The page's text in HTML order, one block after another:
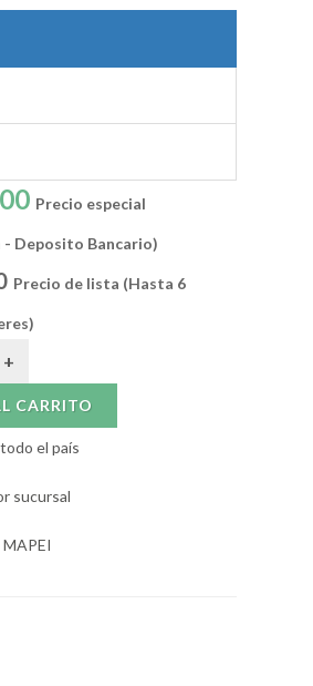
Precio especial
- Deposito Bancario)
Precio de lista (Hasta 6
AÑADIR AL CARRITO
el país
sucursal